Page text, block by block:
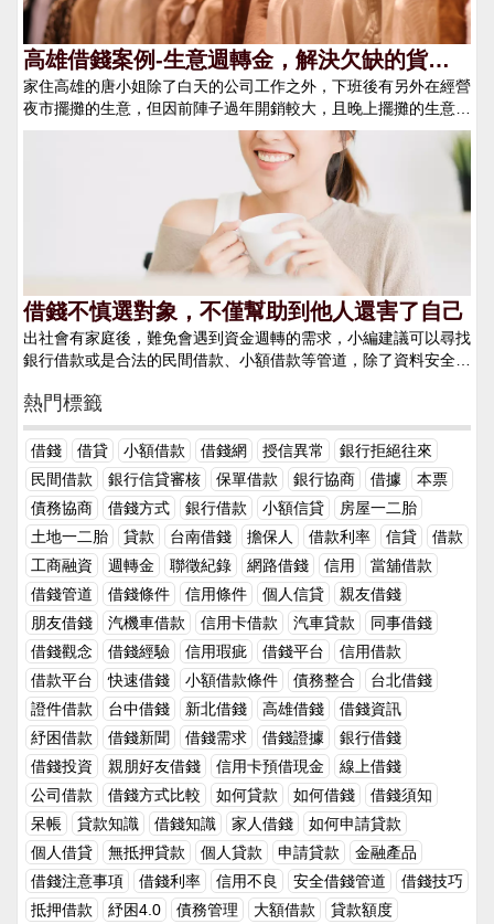
緣無故就將錢借給你的。其次，你必須有日積月累的信用和人品，
相對於民間借錢、小額借款，只要平常信用卡、貸款有準時繳交基
本上就有可以申請貸款的資格，但和親戚朋友借錢就會被放大檢視
你平常的行為，從行為習慣、為人處事、人品性格都會被依依評
估，甚至一些雞毛蒜皮的小事都會被拿來大做文章。 2. 利息高
說道這部分，很多人可能就好奇了和親戚朋友借錢的利息是會有多
高？很多人看到的只是借款本金之外的利息費用是多少，但和朋友
借錢無形中就是欠下了一個＂人情債＂，而這個人情債並沒有一個
固定的金額，且可能是一輩子都難以還清的。日後，朋友無論遇到
的是不是資金困難，你都必須無條件幫忙。如此一來，你說這樣的
隱含利息高不高？ 3. 風險高和朋友借錢的風險並不是在於高利
息，而是在於還款時若不甚還是處與資金困難期，無法準時的將借
款金額如數奉還的話，不僅要面對朋友的臉色及日日催收，嚴重點
甚至會搞壞自己交友圈的名聲，還會被朋友告上法院。 找民間借
錢、小額借款、銀行借款1. 門檻低雖然說銀行借款的門檻相對
於民間借款、小額借款來說要來的高，但這三者相對於和親朋好友
借錢來說相對要低得多。只要平時在信用卡繳款、貸款償還上有保
輕而易舉，如可以提供擔保、動產不動產等，可以借到的金額還可
以比和朋友借錢還要多很多！ 2. 不會有人情債的問題，只需繳
交固定利息和銀行、民間借錢時，即使被拒絕也不用擔心情誼上面
的問題，彼此都是公事公辦，並不存在著誰虧欠誰的問題！假使順
利借到錢，利息部分也都是有白紙黑字寫清楚的，只要有按時繳交
都不會有任何額外的問題。即使到了還款日若遇到周轉困難無法順
利繳交，可以和銀行或是民間金主說明，最壞也是被註記遲繳紀
錄，之後只要還完貸款，過幾年記錄也會消失。 總結 其實和
朋友及親戚借錢真的不是想像中的那麼簡單，且在這個３Ｃ及網路
發達的時代，只要在網路上尋找一下關於借錢、小額借款的資訊就
可以找到許多適合的借錢管道，無論是銀行或是民間只要在借款時
彼此談好還款方式和利息就可以了！延伸閱讀為何不和親友借錢，
要選擇民間借款的借錢方式呢？和親戚或朋友借錢，該算利息嗎？
有沒有其他的借錢管道？想和銀行借錢借不到？了解銀行借錢的標
準後，除了和銀行借錢也可以選擇民間借款管道
高雄借錢案例-生意週轉金，解決欠缺的貨款
問題
家住高雄的唐小姐除了白天的公司工作之外，下班後有另外在經營
夜市擺攤的生意，但因前陣子過年開銷較大，且晚上擺攤的生意有
需要在叫貨，因此短時間內有了一一個借錢的需求。剛好在FB社
群看到網友推薦我們4497借錢網，便在我們的網站上尋找適合他
條件的金主，因有工作的關係很快的唐小姐就找到願意借錢給他的
金主，讓他可以順利的在周末前拿到足夠的貨款，順利叫到貨讓她
可以繼續經營副業。
借錢不慎選對象，不僅幫助到他人還害了自己
出社會有家庭後，難免會遇到資金週轉的需求，小編建議可以尋找
銀行借款或是合法的民間借款、小額借款等管道，除了資料安全保
借款、土地一二胎、房屋一二胎等，只要有基本的自身條件，都可
以快速順利的借到需要的款項，而有些人會問說為甚麼不和朋友親
戚借款就好了，還不用算利息呢！看看以下的例子你就會明白了。
－隨著年紀增長，有了年紀的人身上都會多了更多的責任。家庭的
責任、事業的責任、對自己生活的責任，當然並不是每個人在這些
成長的歷練中都可以相當的順遂，有些人總是會遇到經濟困難而急
需周轉，這時無論是多熟的人來找我們借錢都是一件挺尷尬的事
情。 長大後的人際關係中，借錢往往是每個人都會遇到的場景，
在這個當下總是會反覆的思考，要不要借錢，和誰借？這些問題都
會困擾著自己一段時間。和對的人借錢，問題可以一下子迎刃而
解，除了可以解決掉眼前的問題又不用擔心朋友那邊對你的想法
等。但借錯了人，不僅當下可能得步道幫助，還會對你落井下石，
若不是萬不得已，也建議各位不要輕易地和身邊朋友借錢，尤其是
這兩種人。一、見不得你好的人這種人通常會是你身邊的朋友或是
親戚，雖然大家都會覺得和自己認識的人借錢會比較好開口，且認
識這麼久或是有血緣關係的一定會幫助自己。但，很多時候這些人
往往都是見不得你好的人，你落魄的時候或許他們表面並沒有表露
出來，但在他們的內心卻是幸災樂禍。或許有些人不相信，還是毅
然決然地向這些人借錢，通常借到的錢不會太多，都是小額借款的
金額，但在你之後事業有成時，這件是常常會被他們物無限放大，
要求你十倍、百倍的奉還，甚至還會用這個人情債來作要脅。如果
拒絕了，他便會到處和別人說你會有今天的成就都是靠他的幫助，
但你現在卻翻臉不認人，是個忘恩負義的人等等之類的閒言閒語。
二、愛面子的人對於愛面子的人來說，金錢可能是他們的一切，當
熱門標籤
借錢 借貸 小額借款 借錢網 授信異常
銀行拒絕往來
民間借款
銀行信貸審核 保單借款 銀行協商 借據
本票
債務協商
借錢方式 銀行借款 小額信貸
房屋一二胎
土地一二胎
貸款 台南借錢 擔保人 借款利率 信貸
借款
工商融資
週轉金 聯徵紀錄 網路借錢 信用
當舖借款
借錢管道
借錢條件 信用條件 個人信貸
親友借錢
朋友借錢
汽機車借款 信用卡借款 汽車貸款
同事借錢
借錢觀念
借錢經驗 信用瑕疵 借錢平台
信用借款
借款平台
快速借錢 小額借款條件 債務整合
台北借錢
證件借款
台中借錢 新北借錢 高雄借錢
借錢資訊
紓困借款
借錢新聞 借錢需求 借錢證據
銀行借錢
借錢投資
親朋好友借錢 信用卡預借現金
線上借錢
公司借款
借錢方式比較 如何貸款 如何借錢
借錢須知
呆帳
貸款知識 借錢知識 家人借錢
如何申請貸款
個人借貸
無抵押貸款 個人貸款 申請貸款
金融產品
借錢注意事項
借錢利率 信用不良 安全借錢管道
借錢技巧
抵押借款
紓困4.0 債務管理 大額借款
貸款額度